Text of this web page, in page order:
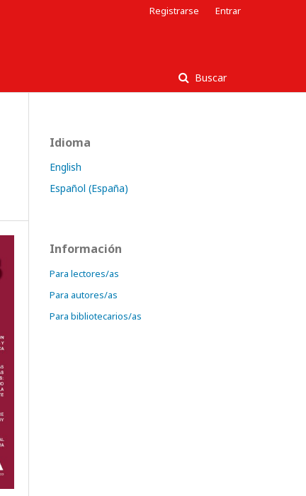
Buscar
Registrarse Entrar
Idioma
English
Español (España)
Información
Para lectores/as
Para autores/as
Para bibliotecarios/as